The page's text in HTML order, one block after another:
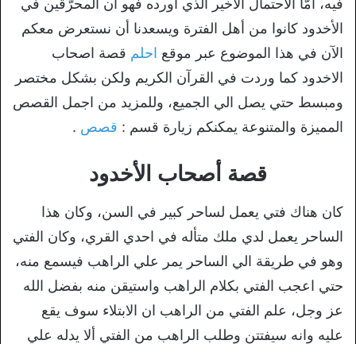
فيه، أمّا الاحتمال الأخير الذي أورده فهو أن المحرَّقين في
الأخدود كانوا من أهل الفترة ويسعدنا أن نستعرض معكم
الآن في هذا الموضوع عبر موقع احلم قصة اصحاب
الاخدود كما وردت في القرآن الكريم ولكن بشكل مختصر
ومبسط حتي يصل الي الجميع، وللمزيد من اجمل القصص
المميزة والمتنوعة يمكنكم زيارة قسم : قصص .
قصة أصحاب الأخدود
كان هناك فتي يعمل لساحر كبير في السن، وكان هذا
الساحر يعمل لدي ملك متأله في احدي القري، وكان الفتي
وهو في طريقة الي الساحر يمر علي الراهب فيسمع منه،
حتي اعجب الفتي بكلام الراهب واستيقن منه بفضل الله
عز وجل، علم الفتي من الراهب ان الابتلاء سوف يقع
عليه وانه سيفتتن وطلب الراهب من الفتي ألا يدله علي